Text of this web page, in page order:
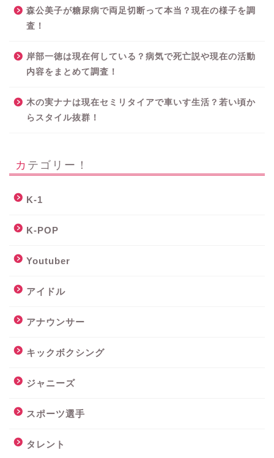
森公美子が糖尿病で両足切断って本当？現在の様子を調
査！
岸部一徳は現在何している？病気で死亡説や現在の活動
内容をまとめて調査！
木の実ナナは現在セミリタイアで車いす生活？若い頃か
らスタイル抜群！
カテゴリー！
K-1
K-POP
Youtuber
アイドル
アナウンサー
キックボクシング
ジャニーズ
スポーツ選手
タレント